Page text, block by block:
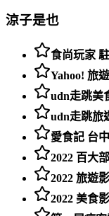
涼子是也
食尚玩家
Yahoo! 旅
udn走跳美
udn走跳旅
愛食記 台
2022 百大
2022 旅遊
2022 美食